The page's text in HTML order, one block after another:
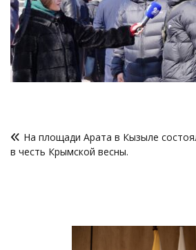
поНа площади Арата в Кызыле
в честь Крымской весны.